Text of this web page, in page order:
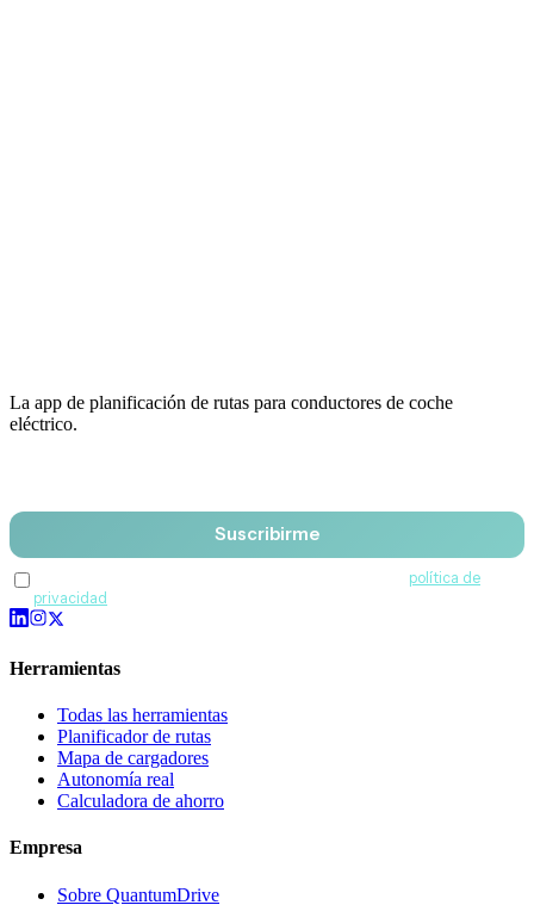
La app de planificación de rutas para conductores de coche
eléctrico.
Suscribirme
política de
privacidad
Herramientas
Todas las herramientas
Planificador de rutas
Mapa de cargadores
Autonomía real
Calculadora de ahorro
Empresa
Sobre QuantumDrive